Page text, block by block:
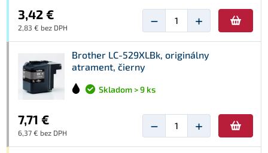
3,42 €
2,83 € bez DPH − +
Brother LC-529XLBk, originálny
atrament, čierny
Skladom > 9 ks
7,71 €
6,37 € bez DPH − +